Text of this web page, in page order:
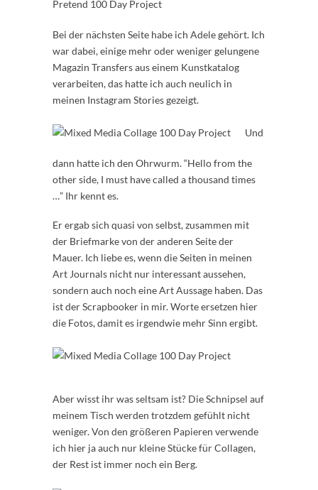
Bei der nächsten Seite habe ich Adele gehört. Ich
war dabei, einige mehr oder weniger gelungene
Magazin Transfers aus einem Kunstkatalog
verarbeiten, das hatte ich auch neulich in
meinen Instagram Stories gezeigt.
Und
dann hatte ich den Ohrwurm. “Hello from the
other side, I must have called a thousand times
…” Ihr kennt es.
Er ergab sich quasi von selbst, zusammen mit
der Briefmarke von der anderen Seite der
Mauer. Ich liebe es, wenn die Seiten in meinen
Art Journals nicht nur interessant aussehen,
sondern auch noch eine Art Aussage haben. Das
ist der Scrapbooker in mir. Worte ersetzen hier
die Fotos, damit es irgendwie mehr Sinn ergibt.
Aber wisst ihr was seltsam ist? Die Schnipsel auf
meinem Tisch werden trotzdem gefühlt nicht
weniger. Von den größeren Papieren verwende
ich hier ja auch nur kleine Stücke für Collagen,
der Rest ist immer noch ein Berg.